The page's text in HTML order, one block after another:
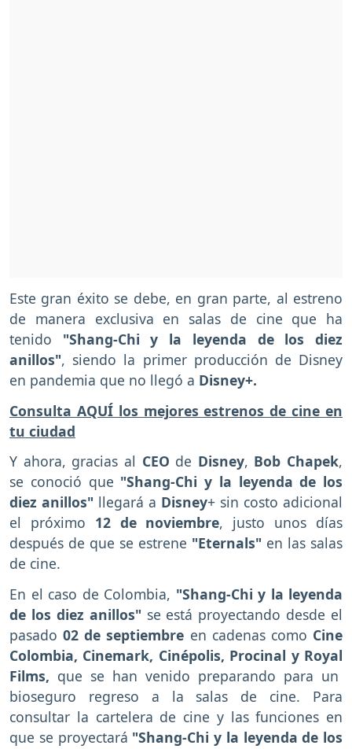
Este gran éxito se debe, en gran parte, al estreno
de manera exclusiva en salas de cine que ha
tenido "Shang-Chi y la leyenda de los diez
anillos", siendo la primer producción de Disney
en pandemia que no llegó a Disney+.
Consulta AQUÍ los mejores estrenos de cine en
tu ciudad
Y ahora, gracias al CEO de Disney, Bob Chapek,
se conoció que "Shang-Chi y la leyenda de los
diez anillos" llegará a Disney+ sin costo adicional
el próximo 12 de noviembre, justo unos días
después de que se estrene "Eternals" en las salas
de cine.
En el caso de Colombia, "Shang-Chi y la leyenda
de los diez anillos" se está proyectando desde el
pasado02 de septiembre en cadenas como Cine
Colombia, Cinemark, Cinépolis, Procinal y Royal
Films, que se han venido preparando para un
bioseguro regreso a la salas de cine. Para
consultar la cartelera de cine y las funciones en
que se proyectará "Shang-Chi y la leyenda de los